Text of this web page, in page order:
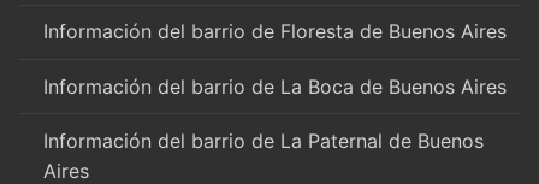
Información del barrio de Floresta de Buenos Aires
Información del barrio de La Boca de Buenos Aires
Información del barrio de La Paternal de Buenos
Aires